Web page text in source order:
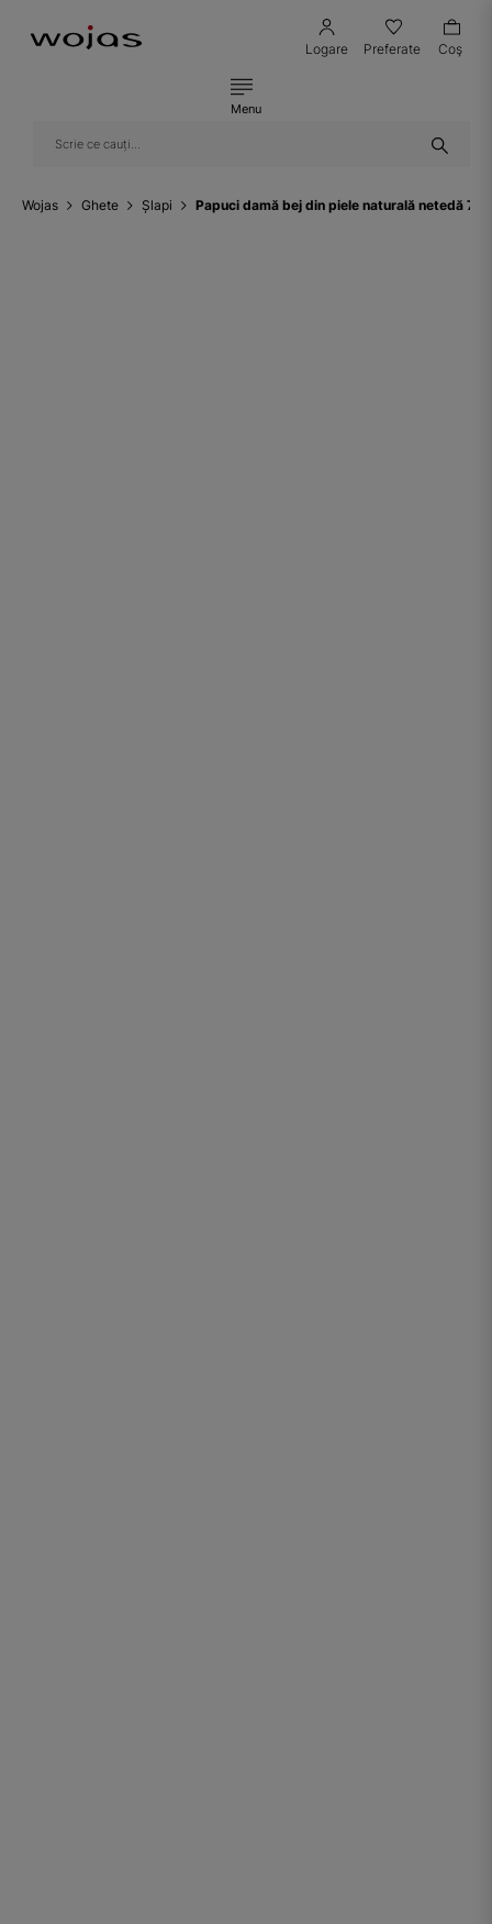
Logare Preferate Coş
Menu
Wojas Ghete Șlapi Papuci damă bej din piele naturală netedă